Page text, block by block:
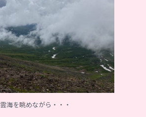
雲海を眺めながら・・・